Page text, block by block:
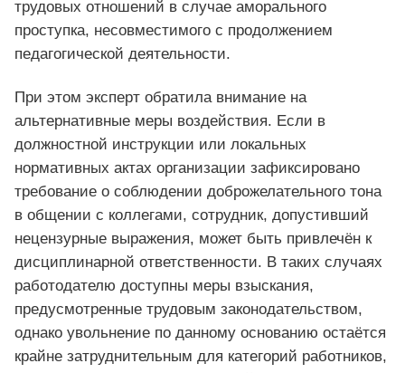
трудовых отношений в случае аморального
проступка, несовместимого с продолжением
педагогической деятельности.
При этом эксперт обратила внимание на
альтернативные меры воздействия. Если в
должностной инструкции или локальных
нормативных актах организации зафиксировано
требование о соблюдении доброжелательного тона
в общении с коллегами, сотрудник, допустивший
нецензурные выражения, может быть привлечён к
дисциплинарной ответственности. В таких случаях
работодателю доступны меры взыскания,
предусмотренные трудовым законодательством,
однако увольнение по данному основанию остаётся
крайне затруднительным для категорий работников,